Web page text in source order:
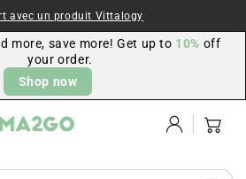
avec un produit Vittalogy
more, save more! Get up to 10% off
your order.
Shop now
connecter
Panier